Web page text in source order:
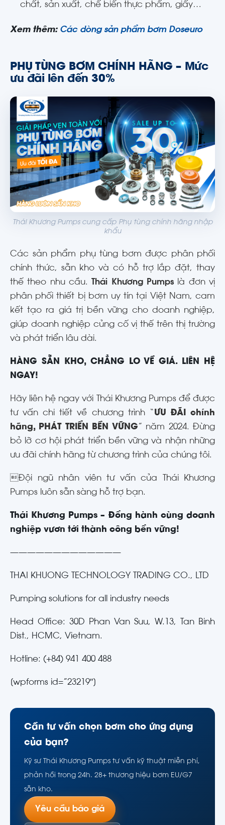
chất, sản xuất, chế biến thực phẩm, giấy…
Xem thêm: Các dòng sản phẩm bơm Doseuro
PHỤ TÙNG BƠM CHÍNH HÃNG– Mức
ưu đãi lên đến 30%
Thái Khương Pumps cung cấp Phụ tùng chính hãng nhập
khẩu
Các sản phẩm phụ tùng bơm được phân phối
chính thức, sẵn kho và có hỗ trợ lắp đặt, thay
thế theo nhu cầu.
Thái Khương Pumps là đơn vị
phân phối thiết bị bơm uy tín tại Việt Nam, cam
kết tạo ra giá trị bền vững cho doanh nghiệp,
giúp doanh nghiệp củng cố vị thế trên thị trường
và phát triển lâu dài.
HÀNG SẴN KHO, CHẲNG LO VỀ GIÁ. LIÊN HỆ
NGAY!
Hãy liên hệ ngay với Thái Khương Pumps để được
tư vấn chi tiết về chương trình “ ƯU ĐÃI chính
hãng, PHÁT TRIỂN BỀN VỮNG ” năm 2024. Đừng
bỏ lỡ cơ hội phát triển bền vững và nhận những
ưu đãi chính hãng từ chương trình của chúng tôi.
Đội ngũ nhân viên tư vấn của Thái Khương
Pumps luôn sẵn sàng hỗ trợ bạn.
Thái Khương Pumps – Đồng hành cùng doanh
nghiệp vươn tới thành công bền vững!
—————————————
THAI KHUONG TECHNOLOGY TRADING CO., LTD
Pumping solutions for all industry needs
Head Office: 30D Phan Van Suu, W.13, Tan Binh
Dist., HCMC, Vietnam.
Hotline: (+84) 941 400 488
[wpforms id=”23219″]
Cần tư vấn chọn bơm cho ứng dụng
của bạn?
Kỹ sư Thái Khương Pumps tư vấn kỹ thuật miễn phí,
phản hồi trong 24h. 28+ thương hiệu bơm EU/G7
sẵn kho.
Yêu cầu báo giá